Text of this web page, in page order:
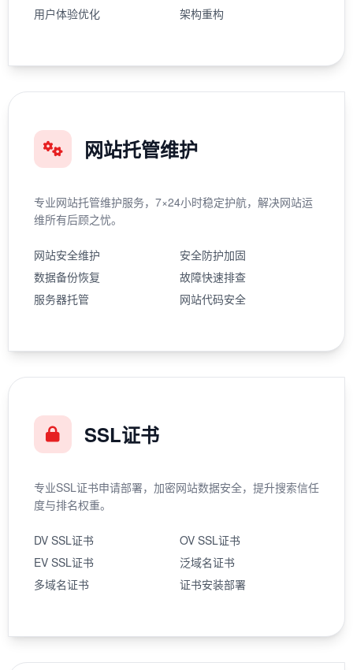
用户体验优化
架构重构
网站托管维护
专业网站托管维护服务，7×24小时稳定护航，解决网站运
维所有后顾之忧。
网站安全维护
安全防护加固
数据备份恢复
故障快速排查
服务器托管
网站代码安全
SSL证书
专业SSL证书申请部署，加密网站数据安全，提升搜索信任
度与排名权重。
DV SSL证书
OV SSL证书
EV SSL证书
泛域名证书
多域名证书
证书安装部署